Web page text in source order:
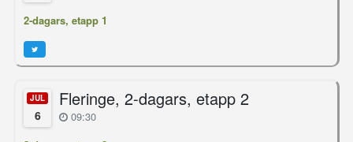
2-dagars, etapp 1
JUL
6
Fleringe, 2-dagars, etapp 2
09:30